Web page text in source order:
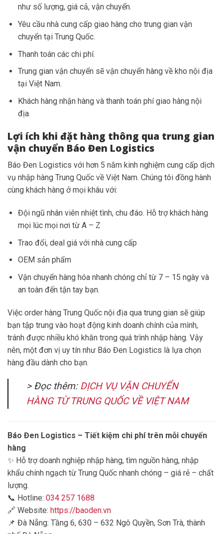
như số lượng, giá cả, vận chuyển.
Yêu cầu nhà cung cấp giao hàng cho trung gian vận
chuyển tại Trung Quốc.
Thanh toán các chi phí.
Trung gian vận chuyển sẽ vận chuyển hàng về kho nội địa
tại Việt Nam.
Khách hàng nhận hàng và thanh toán phí giao hàng nội
địa.
Lợi ích khi đặt hàng thông qua trung gian
vận chuyển Báo Đen Logistics
Báo Đen Logistics với hơn 5 năm kinh nghiệm cung cấp dịch
vụ nhập hàng Trung Quốc về Việt Nam. Chúng tôi đồng hành
cùng khách hàng ở mọi khâu với:
Đội ngũ nhân viên nhiệt tình, chu đáo. Hỗ trợ khách hàng
mọi lúc mọi nơi từ A – Z
Trao đổi, deal giá với nhà cung cấp
OEM sản phẩm
Vận chuyển hàng hóa nhanh chóng chỉ từ 7 – 15 ngày và
an toàn đến tận tay bạn.
Việc order hàng Trung Quốc nội địa qua trung gian sẽ giúp
bạn tập trung vào hoạt động kinh doanh chính của mình,
tránh được nhiều khó khăn trong quá trình nhập hàng. Vậy
nên, một đơn vị uy tín như Báo Đen Logistics là lựa chọn
hàng đầu dành cho bạn.
> Đọc thêm: DỊCH VỤ VẬN CHUYỂN
HÀNG TỪ TRUNG QUỐC VỀ VIỆT NAM
Báo Đen Logistics – Tiết kiệm chi phí trên mỗi chuyến
hàng
✨ Hỗ trợ doanh nghiệp nhập hàng, tìm nguồn hàng, nhập
khẩu chính ngạch từ Trung Quốc nhanh chóng – giá rẻ – chất
lượng.
📞 Hotline: 034 257 1688
🔗 Website: https://baoden.vn
📌 Đà Nẵng: Tầng 6, 630 – 632 Ngô Quyền, Sơn Trà, thành